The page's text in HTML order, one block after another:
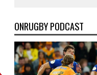
ONRUGBY PODCAST